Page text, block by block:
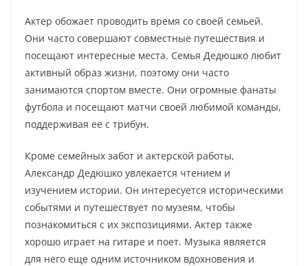
Актер обожает проводить время со своей семьей.
Они часто совершают совместные путешествия и
посещают интересные места. Семья Дедюшко любит
активный образ жизни, поэтому они часто
занимаются спортом вместе. Они огромные фанаты
футбола и посещают матчи своей любимой команды,
поддерживая ее с трибун.
Кроме семейных забот и актерской работы,
Александр Дедюшко увлекается чтением и
изучением истории. Он интересуется историческими
событями и путешествует по музеям, чтобы
познакомиться с их экспозициями. Актер также
хорошо играет на гитаре и поет. Музыка является
для него еще одним источником вдохновения и